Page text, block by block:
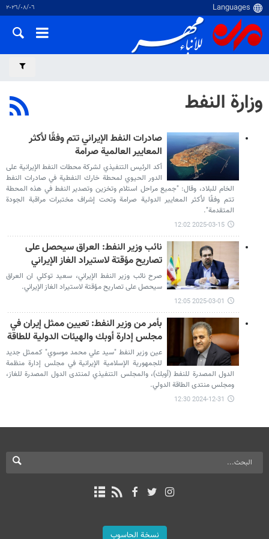
٠٦‏/٠٨‏/٢٠٢٦
وزارة النفط
صادرات النفط الإيراني تتم وفقًا لأكثر
المعايير العالمية صرامة
أكد الرئيس التنفيذي لشركة محطات النفط الإيرانية على
الدور الحيوي لمحطة خارك النفطية في صادرات النفط
الخام للبلاد، وقال: "جميع مراحل استلام وتخزين وتصدير النفط في هذه المحطة
تتم وفقًا لأكثر المعايير الدولية صرامة وتحت إشراف مختبرات مراقبة الجودة
المتقدمة".
2025-03-15 12:02
نائب وزير النفط: العراق سيحصل على
تصاريح مؤقتة لاستيراد الغاز الإيراني
صرح نائب وزير النفط الإيراني، سعيد توكلي ان العراق
سيحصل على تصاريح مؤقتة لاستيراد الغاز الإيراني.
2025-03-01 12:05
بأمر من وزير النفط: تعيين ممثل إيران في
مجلس إدارة أوبك والهيئات الدولية للطاقة
عين وزير النفط "سيد علي محمد موسوي" كممثل جديد
للجمهورية الإسلامية الإيرانية في مجلس إدارة منظمة
الدول المصدرة للنفط (أوبك)، والمجلس التنفيذي لمنتدى الدول المصدرة للغاز،
ومجلس منتدى الطاقة الدولي.
2024-12-31 12:30
نسخة الحاسوب